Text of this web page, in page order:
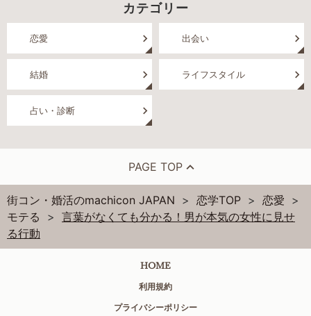
カテゴリー
恋愛 出会い
結婚 ライフスタイル
占い・診断
PAGE TOP
街コン・婚活のmachicon JAPAN 恋学TOP
恋愛
モテる
言葉がなくても分かる！男が本気の女性に見せ
る行動
HOME
利用規約
プライバシーポリシー